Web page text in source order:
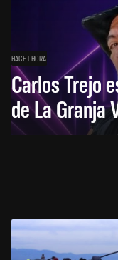
HACE 1 HORA
Carlos Trejo
de La Granja